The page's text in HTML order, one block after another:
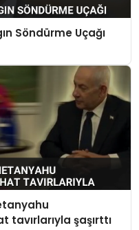
Söndürme Uçağı
şaşırttı